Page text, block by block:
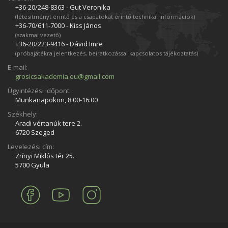
+36-20/248­-8363 - Gut Veronika
(létesítményt érintő és a csapatokat érintő technikai információk)
+36-70/611­-7000 - Kiss János
(szakmai vezető)
+36-20/223­-9416 - Dávid Imre
(próbajátékra jelentkezés, beiratkozással kapcsolatos tájékoztatás)
E-mail:
grosicsakademia.eu@gmail.com
Ügyintézési időpont:
Munkanapokon, 8:00-16:00
Székhely:
Aradi vértanúk tere 2.
6720 Szeged
Levelezési cím:
Zrínyi Miklós tér 25.
5700 Gyula